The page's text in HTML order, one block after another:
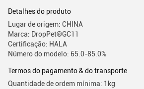
Detalhes do produto
Lugar de origem: CHINA
Marca: DropPet®GC11
Certificação: HALA
Número do modelo: 65.0-85.0%
Termos do pagamento & do transporte
Quantidade de ordem mínima: 1kg